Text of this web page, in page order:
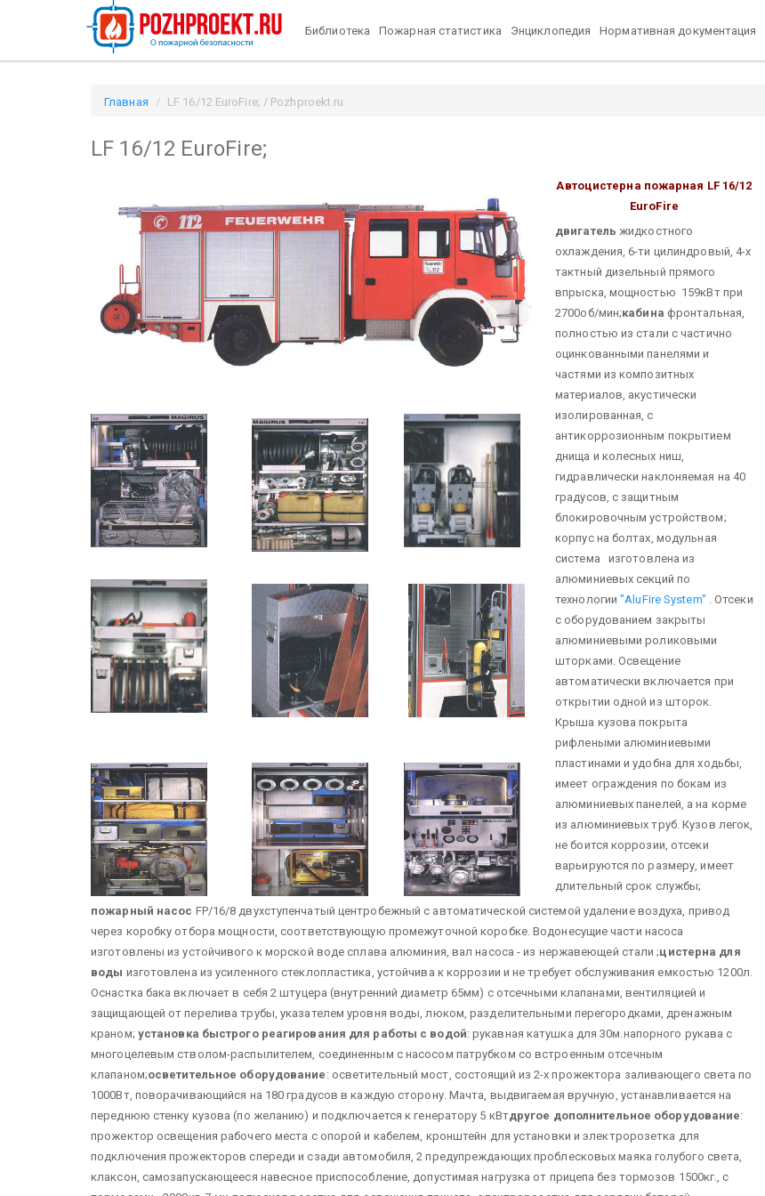
Библиотека Пожарная статистика Энциклопедия Нормативная документация
Главная LF 16/12 EuroFire; / Pozhproekt.ru
LF 16/12 EuroFire;
Автоцистерна пожарная LF 16/12
EuroFire
двигатель жидкостного
охлаждения, 6-ти цилиндровый, 4-х
тактный дизельный прямого
впрыска, мощностью 159кВт при
2700об/мин;кабина фронтальная,
полностью из стали с частично
оцинкованными панелями и
частями из композитных
материалов, акустически
изолированная, с
антикоррозионным покрытием
днища и колесных ниш,
гидравлически наклоняемая на 40
градусов, с защитным
блокировочным устройством;
корпус на болтах, модульная
система изготовлена из
алюминиевых секций по
технологии"AluFire System" . Отсеки
с оборудованием закрыты
алюминиевыми роликовыми
шторками. Освещение
автоматически включается при
открытии одной из шторок.
Крыша кузова покрыта
рифлеными алюминиевыми
пластинами и удобна для ходьбы,
имеет ограждения по бокам из
алюминиевых панелей, а на корме
из алюминиевых труб. Кузов легок,
не боится коррозии, отсеки
варьируются по размеру, имеет
длительный срок службы;
пожарный насос FP/16/8 двухступенчатый центробежный с автоматической системой удаление воздуха, привод
через коробку отбора мощности, соответствующую промежуточной коробке. Водонесущие части насоса
изготовлены из устойчивого к морской воде сплава алюминия, вал насоса - из нержавеющей стали ;цистерна для
воды изготовлена из усиленного стеклопластика, устойчива к коррозии и не требует обслуживания емкостью 1200л.
Оснастка бака включает в себя 2 штуцера (внутренний диаметр 65мм) с отсечными клапанами, вентиляцией и
защищающей от перелива трубы, указателем уровня воды, люком, разделительными перегородками, дренажным
краном; установка быстрого реагирования для работы с водой: рукавная катушка для 30м.напорного рукава с
многоцелевым стволом-распылителем, соединенным с насосом патрубком со встроенным отсечным
клапаном;осветительное оборудование : осветительный мост, состоящий из 2-х прожектора заливающего света по
1000Вт, поворачивающийся на 180 градусов в каждую сторону. Мачта, выдвигаемая вручную, устанавливается на
переднюю стенку кузова (по желанию) и подключается к генератору 5 кВтдругое дополнительное оборудование:
прожектор освещения рабочего места с опорой и кабелем, кронштейн для установки и электророзетка для
подключения прожекторов спереди и сзади автомобиля, 2 предупреждающих проблесковых маяка голубого света,
клаксон, самозапускающееся навесное приспособление, допустимая нагрузка от прицепа без тормозов 1500кг., с